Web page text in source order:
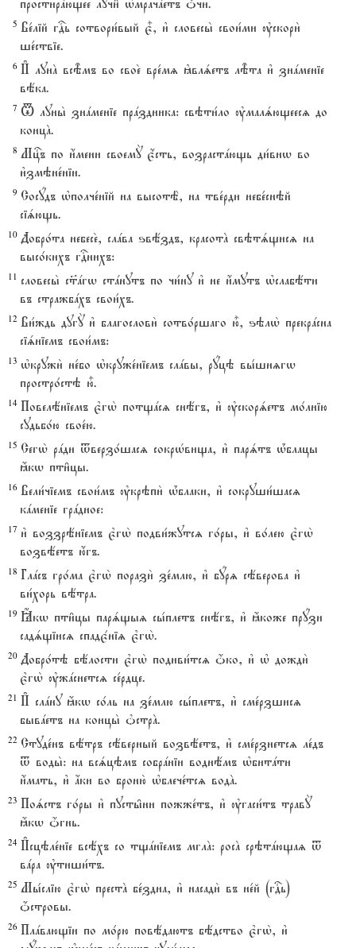
простирaющее лучи6 њмрачaетъ џчи.
5 Ве1лій гDь сотвори1вый є5, и3 словесы2 свои1ми ўскори2
ше1ствіе.
6 И# лунA всBмъ во свое2 вре1мz kвлsетъ лBта и3 знaменіе
вёка.
7 T луны2 знaменіе прaздника: свэти1ло ўмалsющеесz до
концA.
8 Мцcъ по и4мени своемY є4сть, возрастaющь ди1внw во
и3змэне1ніи.
9 Сосyдъ њполче1ній на высотЁ, на тве1рди небе1снэй
сіsющь.
10 Добро1та небесе2, слaва ѕвёздъ, красотA свэтsщисz на
высо1кихъ гDнихъ:
11 словесы2 с™aгw стaнутъ по чи1ну и3 не и4мутъ њслабёти
въ стражбaхъ свои1хъ.
12 Ви1ждь дугY и3 благослови2 сотво1ршаго ю5, ѕэлw2 прекрaсна
сіsніемъ свои1мъ:
13 њкружи2 не1бо њкруже1ніемъ слaвы, рyцэ вы1шнzгw
простро1стэ ю5.
14 Повелёніемъ є3гw2 потщaсz снёгъ, и3 ўскорsетъ мо1лнію
судьбо1ю свое1ю.
15 Сегw2 рaди tверзо1шасz сокрHвища, и3 парsтъ њ1блацы
ћкw пти6цы.
16 Вели1чіемъ свои1мъ ўкрэпи2 њ1блаки, и3 сокруши1шасz
кaменіе грaдное:
17 и3 воззрёніемъ є3гw2 подви1жутсz го1ры, и3 во1лею є3гw2
возвёетъ ю4гъ.
18 Глaсъ гро1ма є3гw2 порази2 зе1млю, и3 бyрz сёверова и3
ви1хорь вётра.
19 Ћкw пти6цы парsщыz сы1плетъ снёгъ, и3 ћкоже прyзи
садsщіисz спадє1ніz є3гw2.
20 Добро1тэ бёлости є3гw2 подиви1тсz џко, и3 њ дожди2
є3гw2 ўжaснетсz се1рдце.
21 И# слaну ћкw со1ль на зе1млю сы1плетъ, и3 сме1рзшисz
бывaетъ на концы2 nстрA.
22 Студе1нъ вётръ сёверный возвёетъ, и3 сме1рзнетсz ле1дъ
t воды2: на всsцэмъ собрaніи воднёмъ њбитaти
и4мать, и3 ѓки во броню2 њблече1тсz водA.
23 Поsстъ го1ры и3 пусты6ни пожже1тъ, и3 ўгаси1тъ травY
ћкw џгнь.
24 И#сцэле1ніе всёхъ со тщaніемъ мглA: росA срэтaющаz t
вaра ўтиши1тъ.
25 Мы1слію є3гw2 престA бе1здна, и3 насади2 въ не1й (гDь)
џстровы.
26 Плaвающіи по мо1рю повёдаютъ бёдство є3гw2, и3